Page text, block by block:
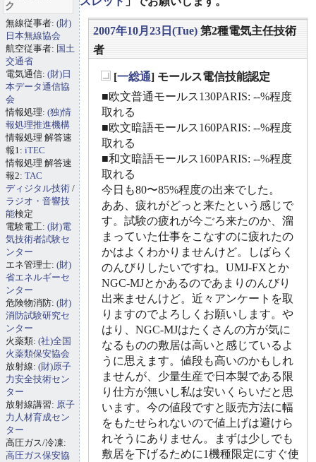
2007年10月23日(Tue) 第2種電気主任技術
者
[一総通] モールス電信技能認定
■欧文普通モールス130PARIS: --%程度
取れる
■欧文暗語モールス160PARIS: --%程度
取れる
■和文暗語モールス160PARIS: --%程度
取れる
今日も80〜85%程度の出来でした。
ああ、疲れがどっと来たという感じで
す。試験の疲れが今ごろ来たのか、溜
まっていた仕事をこなすのに疲れたの
かはよくわかりませんけど。しばらく
のんびりしたいですね。UMJ-FXとか
NGC-MJとかあるのであまりのんびり
出来ませんけど。近々アンケートを取
りますのでよろしくお願いします。や
はり、NGC-MJはたくさんの方が気に
なるものの敷居は高いと感じているよ
うに思えます。値段も高いのかもしれ
ませんが、少量生産で日本製である限
り仕方が無いし私は安いくらいだと思
います。今の値段ですと販売方法に幅
をもたせられないので値上げは避けら
れそうにありません。まずは少しでも
敷居を下げるために1機種限定にすぐ使
ク
無線従事者: (財)
日本無線協会
航空従事者: 国土
交通省
電気通信: (財)日
本データ通信協
会
情報処理: (独)情
報処理推進機構
情報処理 解答速
報1: iTEC
情報処理 解答速
報2: TAC
ディジタル技術 /
ラジオ・音響技
能検定
電験電工: (財)電
気技術者試験セ
ンター
エネ管理士: (財)
省エネルギーセ
ンター
危険物消防: (財)
消防試験研究セ
ンター
火薬類: (社)全国
火薬類保安協会
放射線: (財)原子
力安全技術セン
ター
放射線講習: 原子
力人材育成セン
ター
高圧ガス/冷凍:
高圧ガス保安協